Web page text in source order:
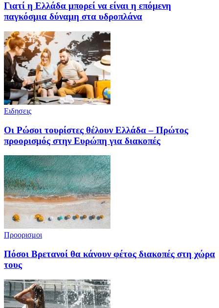
Γιατί η Ελλάδα μπορεί να είναι η επόμενη
παγκόσμια δύναμη στα υδροπλάνα
Ειδησεις
Οι Ρώσοι τουρίστες θέλουν Ελλάδα – Πρώτος
προορισμός στην Ευρώπη για διακοπές
Προορισμοι
Πόσοι Βρετανοί θα κάνουν φέτος διακοπές στη χώρα
τους